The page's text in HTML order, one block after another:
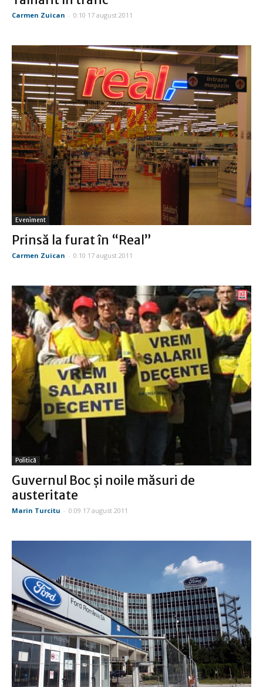
Carmen Zuican - 0:10 17 august 2011
Eveniment
Prinsă la furat în “Real”
Carmen Zuican - 0:10 17 august 2011
Politică
Guvernul Boc şi noile măsuri de
austeritate
Marin Turcitu - 0:09 17 august 2011